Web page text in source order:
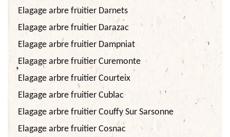
Elagage arbre fruitier Darnets
Elagage arbre fruitier Darazac
Elagage arbre fruitier Dampniat
Elagage arbre fruitier Curemonte
Elagage arbre fruitier Courteix
Elagage arbre fruitier Cublac
Elagage arbre fruitier Couffy Sur Sarsonne
Elagage arbre fruitier Cosnac